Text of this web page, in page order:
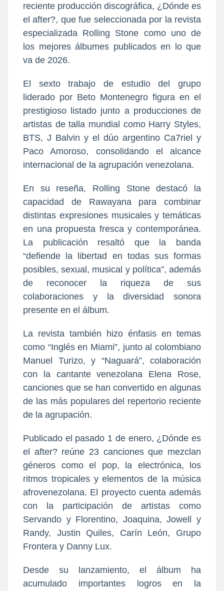
reciente producción discográfica, ¿Dónde es
el after?, que fue seleccionada por la revista
especializada Rolling Stone como uno de
los mejores álbumes publicados en lo que
va de 2026.
El sexto trabajo de estudio del grupo
liderado por Beto Montenegro figura en el
prestigioso listado junto a producciones de
artistas de talla mundial como Harry Styles,
BTS, J Balvin y el dúo argentino Ca7riel y
Paco Amoroso, consolidando el alcance
internacional de la agrupación venezolana.
En su reseña, Rolling Stone destacó la
capacidad de Rawayana para combinar
distintas expresiones musicales y temáticas
en una propuesta fresca y contemporánea.
La publicación resaltó que la banda
“defiende la libertad en todas sus formas
posibles, sexual, musical y política”, además
de reconocer la riqueza de sus
colaboraciones y la diversidad sonora
presente en el álbum.
La revista también hizo énfasis en temas
como “Inglés en Miami”, junto al colombiano
Manuel Turizo, y “Naguará”, colaboración
con la cantante venezolana Elena Rose,
canciones que se han convertido en algunas
de las más populares del repertorio reciente
de la agrupación.
Publicado el pasado 1 de enero, ¿Dónde es
el after? reúne 23 canciones que mezclan
géneros como el pop, la electrónica, los
ritmos tropicales y elementos de la música
afrovenezolana. El proyecto cuenta además
con la participación de artistas como
Servando y Florentino, Joaquina, Jowell y
Randy, Justin Quiles, Carín León, Grupo
Frontera y Danny Lux.
Desde su lanzamiento, el álbum ha
acumulado importantes logros en la